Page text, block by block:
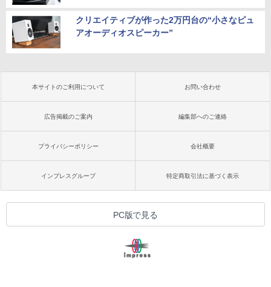
クリエイティブが作った2万円台の“小さなピュ
アオーディオスピーカー”
本サイトのご利用について お問い合わせ
広告掲載のご案内 編集部へのご連絡
プライバシーポリシー 会社概要
インプレスグループ 特定商取引法に基づく表示
PC版で見る